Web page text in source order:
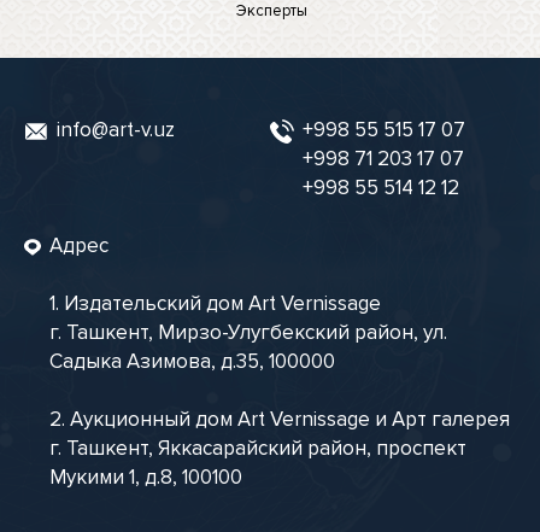
Эксперты
info@art-v.uz
+998 55 515 17 07
+998 71 203 17 07
+998 55 514 12 12
Адрес
1. Издательский дом Art Vernissage
г. Ташкент, Мирзо-Улугбекский район, ул.
Садыка Азимова, д.35, 100000
2. Аукционный дом Art Vernissage и Арт галерея
г. Ташкент, Яккасарайский район, проспект
Мукими 1, д.8, 100100